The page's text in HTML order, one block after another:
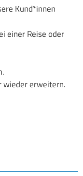
Kund*innen
einer Reise oder
wieder erweitern.